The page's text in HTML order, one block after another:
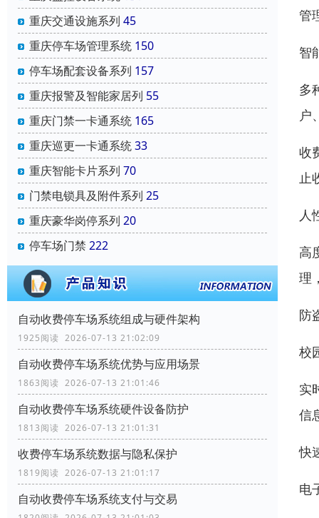
重庆交通设施系列 45
重庆停车场管理系统 150
停车场配套设备系列 157
重庆报警及智能家居列 55
重庆门禁一卡通系统 165
重庆巡更一卡通系统33
重庆智能卡片系列 70
门禁电锁具及附件系列 25
重庆豪华岗停系列 20
停车场门禁 222
自动收费停车场系统组成与硬件架构
1925阅读 2026-07-13 21:02:09
自动收费停车场系统优势与应用场景
1863阅读 2026-07-13 21:01:46
自动收费停车场系统硬件设备防护
1813阅读 2026-07-13 21:01:31
收费停车场系统数据与隐私保护
1819阅读 2026-07-13 21:01:17
自动收费停车场系统支付与交易
管
智
多
户
收
止
人
高
理
防
校
实
信
快
电